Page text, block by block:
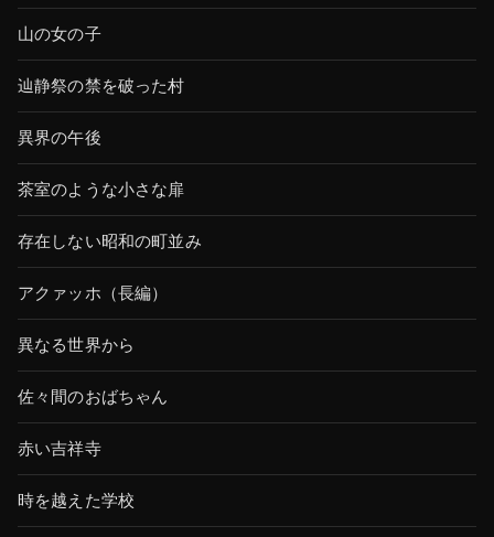
山の女の子
辿静祭の禁を破った村
異界の午後
茶室のような小さな扉
存在しない昭和の町並み
アクァッホ（長編）
異なる世界から
佐々間のおばちゃん
赤い吉祥寺
時を越えた学校